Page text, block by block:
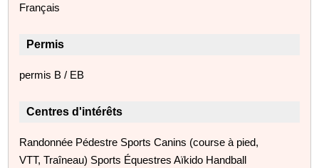
Français
Permis
permis B / EB
Centres d'intérêts
Randonnée Pédestre Sports Canins (course à pied,
VTT, Traîneau) Sports Équestres Aïkido Handball